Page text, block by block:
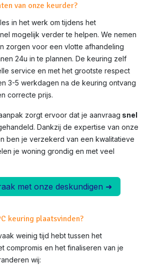
van onze keurder?
in het werk om tijdens het
mogelijk verder te helpen. We nemen
zorgen voor een vlotte afhandeling
24u in te plannen. De keuring zelf
service en met het grootste respect
3-5 werkdagen na de keuring ontvang
correcte prijs.
zorgt ervoor dat je aanvraag snel
Dankzij de expertise van onze
ben je verzekerd van een kwalitatieve
je woning grondig en met veel
met onze deskundigen ➜
keuring plaatsvinden?
weinig tijd hebt tussen het
compromis en het finaliseren van je
wij: